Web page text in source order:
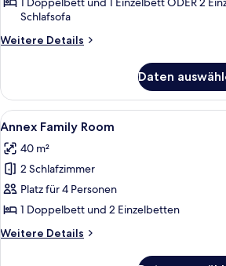
anzeigen
Schlafsofa
Weitere Details
Weitere
Triple
Room
Daten
Alle
Fotos
für
Annex
Family
Room
anzeigen
Ein
4
Annex Family Room
40 m²
2 Schlafzimmer
Platz für 4 Personen
1 Doppelbett und 2 Einzelbetten
Weitere Details
Weitere